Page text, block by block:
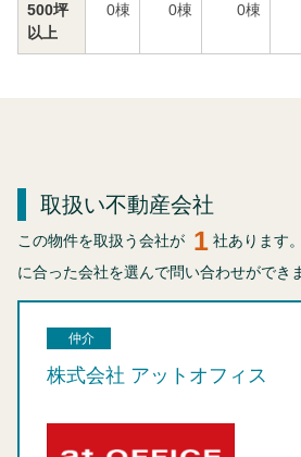
500坪
以上
0棟 0棟 0棟
取扱い不動産会社
この物件を取扱う会社が 1 社あります
に合った会社を選んで問い合わせができ
仲介
株式会社 アットオフィス